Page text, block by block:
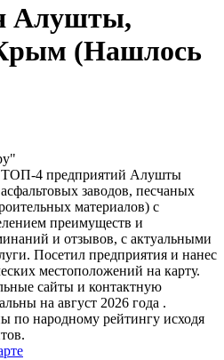
Алушты,
(Нашлось
ТОП-4 предприятий Алушты
заводов, песчаных
материалов) с
преимуществ и
и отзывов, с актуальными
Посетил предприятия и нанес
местоположений на карту.
сайты и контактную
на август 2026 года .
по народному рейтингу исходя